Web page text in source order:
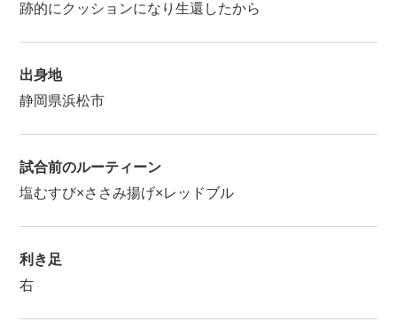
跡的にクッションになり生還したから
出身地
静岡県浜松市
試合前のルーティーン
塩むすび×ささみ揚げ×レッドブル
利き足
右